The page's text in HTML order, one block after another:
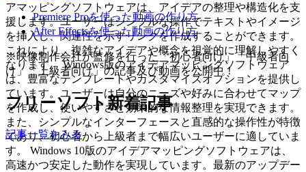
アマッピングソフトウェアは、アイデアの整理や構造化を支
援します。ユーザーはシンプルな操作でテキストやイメージ
を挿入し、関連性を示すリンクを作成することができます。
これにより、複雑なアイデアや概念を視覚的に理解しやすく
なります。 Windows版のアイデアマッピングソフトウェア
は、豊富なテンプレートやカスタマイズオプションを提供し
ています。ユーザーは自分のニーズや好みに合わせてマップ
を作成し、使いやすさと効果的な情報整理を実現できます。
また、シンプルなインターフェースと直感的な操作性が特徴
であり、初心者から上級者まで幅広いユーザーに適していま
す。 Windows 10版のアイデアマッピングソフトウェアは、
高速かつ安定した動作を実現しています。最新のアップデー
Premiere Proを使った動画の作り方
After Effectsを使った動画の作り方
※映像制作会社が監修を行った「初心者向け」「中級者向
け」「上級者向け」の記事及び動画を公開中！
フリーソフト新着記事
記事一覧をみる